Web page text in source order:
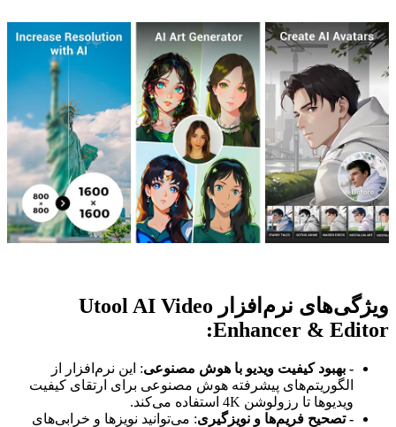
ویژگی‌های نرم‌افزار Utool AI Video
Enhancer & Editor:
- بهبود کیفیت ویدیو با هوش مصنوعی: این نرم‌افزار از
الگوریتم‌های پیشرفته هوش مصنوعی برای ارتقای کیفیت
ویدیوها تا رزولوشن 4K استفاده می‌کند.
- تصحیح فریم‌ها و نویزگیری: می‌توانید نویزها و خرابی‌های